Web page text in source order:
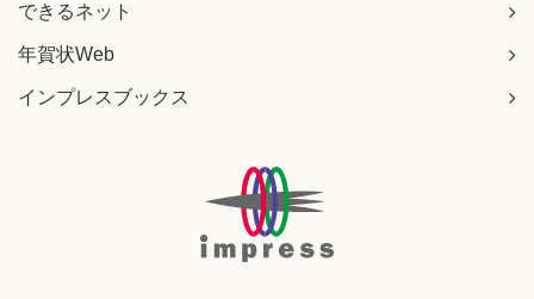
【 第2刷にて修正 】
205ページ リスト7-6、29行目と30行目のコメントが逆
[誤]
String weight = request.getParameter("weight"); // 体重
String height = request.getParameter("height"); // 身長
【 第4刷にて修正 】
できるネット
年賀状Web
インプレスブックス